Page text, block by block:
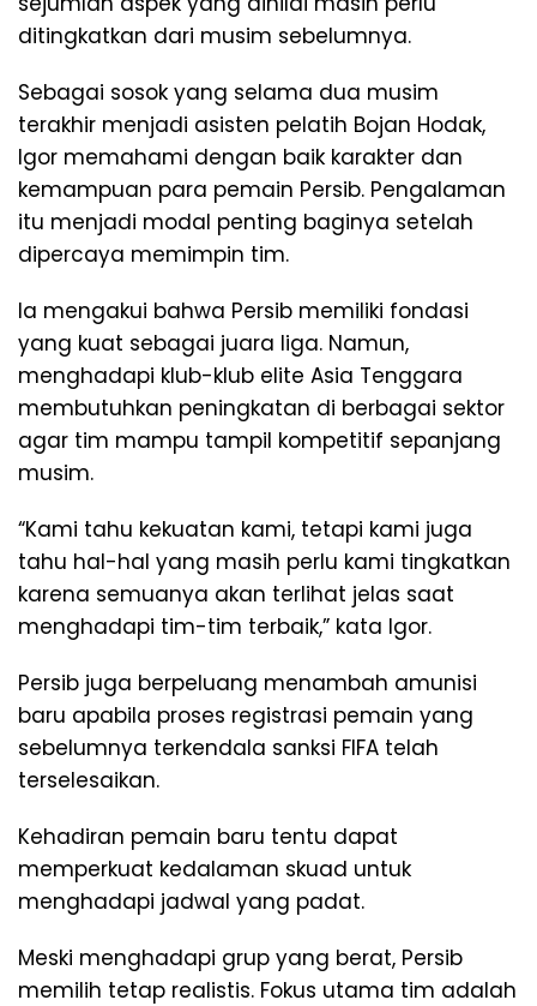
ditingkatkan dari musim sebelumnya.
Sebagai sosok yang selama dua musim
terakhir menjadi asisten pelatih Bojan Hodak,
Igor memahami dengan baik karakter dan
kemampuan para pemain Persib. Pengalaman
itu menjadi modal penting baginya setelah
dipercaya memimpin tim.
Ia mengakui bahwa Persib memiliki fondasi
yang kuat sebagai juara liga. Namun,
menghadapi klub-klub elite Asia Tenggara
membutuhkan peningkatan di berbagai sektor
agar tim mampu tampil kompetitif sepanjang
musim.
“Kami tahu kekuatan kami, tetapi kami juga
tahu hal-hal yang masih perlu kami tingkatkan
karena semuanya akan terlihat jelas saat
menghadapi tim-tim terbaik,” kata Igor.
Persib juga berpeluang menambah amunisi
baru apabila proses registrasi pemain yang
sebelumnya terkendala sanksi FIFA telah
terselesaikan.
Kehadiran pemain baru tentu dapat
memperkuat kedalaman skuad untuk
menghadapi jadwal yang padat.
Meski menghadapi grup yang berat, Persib
memilih tetap realistis. Fokus utama tim adalah